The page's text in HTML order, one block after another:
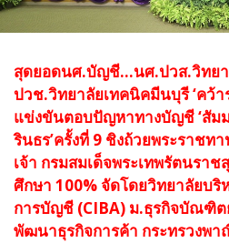
สุดยอดนศ.บัญชี...นศ.ปวส.วิทย
ปวช.วิทยาลัยเทคนิคมีนบุรี ‘คว้า
แข่งขันตอบปัญหาทางบัญชี ‘สัม
รินธร’ครั้งที่ 9 ชิงถ้วยพระราชท
เจ้า กรมสมเด็จพระเทพรัตนรา
ศึกษา 100% จัดโดยวิทยาลัยบริ
การบัญชี (CIBA) ม.ธุรกิจบัณฑิต
พัฒนาธุรกิจการค้า กระทรวงพ